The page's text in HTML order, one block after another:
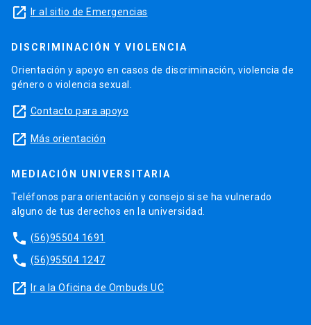
launch Ir al sitio de Emergencias
DISCRIMINACIÓN Y VIOLENCIA
Orientación y apoyo en casos de discriminación, violencia de
género o violencia sexual.
launch Contacto para apoyo
launch Más orientación
MEDIACIÓN UNIVERSITARIA
Teléfonos para orientación y consejo si se ha vulnerado
alguno de tus derechos en la universidad.
phone (56)95504 1691
phone (56)95504 1247
launch Ir a la Oficina de Ombuds UC